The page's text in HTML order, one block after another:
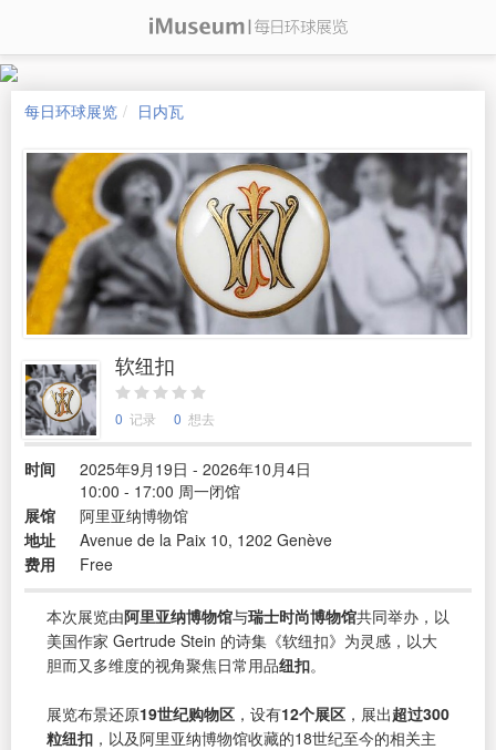
每日环球展览 日内瓦
软纽扣
0 记录 0 想去
时间
2025年9月19日 - 2026年10月4日
10:00 - 17:00 周一闭馆
展馆
阿里亚纳博物馆
地址
Avenue de la Paix 10, 1202 Genève
费用
Free
本次展览由阿里亚纳博物馆与瑞士时尚博物馆共同举办，以
美国作家 Gertrude Stein 的诗集《软纽扣》为灵感，以大
胆而又多维度的视角聚焦日常用品纽扣。
展览布景还原19世纪购物区 ，设有12个展区 ，展出超过300
粒纽扣 ，以及阿里亚纳博物馆收藏的18世纪至今的相关主